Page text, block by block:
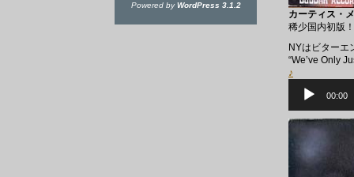
カーティス・
稀少国内初版！
NYはビターエ
“We’ve Only
♪
ー
00:00
Powered byWordPress 3.1.2